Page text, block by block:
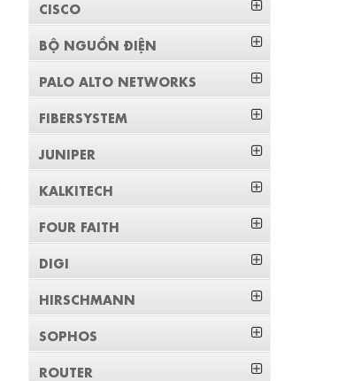
CISCO
BỘ NGUỒN ĐIỆN
PALO ALTO NETWORKS
FIBERSYSTEM
JUNIPER
KALKITECH
FOUR FAITH
DIGI
HIRSCHMANN
SOPHOS
ROUTER